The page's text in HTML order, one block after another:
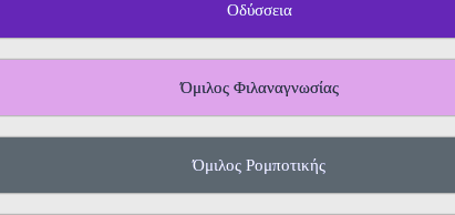
Οδύσσεια
Όμιλος Φιλαναγνωσίας
Όμιλος Ρομποτικής